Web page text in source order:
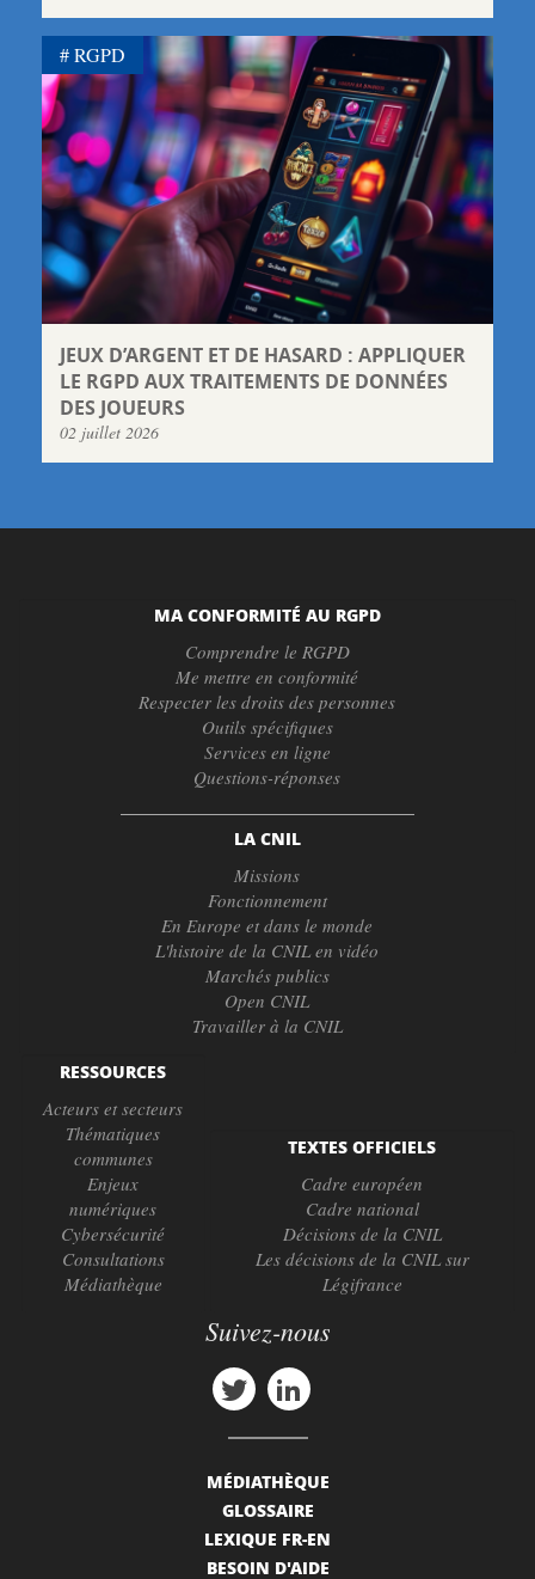
JEUX D’ARGENT ET DE HASARD : APPLIQUER
LE RGPD AUX TRAITEMENTS DE DONNÉES
DES JOUEURS
02 juillet 2026
RGPD
MA CONFORMITÉ AU RGPD
Comprendre le RGPD
Me mettre en conformité
Respecter les droits des personnes
Outils spécifiques
Services en ligne
Questions-réponses
LA CNIL
Missions
Fonctionnement
En Europe et dans le monde
L'histoire de la CNIL en vidéo
Marchés publics
Open CNIL
Travailler à la CNIL
RESSOURCES
Acteurs et secteurs
Thématiques
communes
Enjeux
numériques
Cybersécurité
Consultations
Médiathèque
TEXTES OFFICIELS
Cadre européen
Cadre national
Décisions de la CNIL
Les décisions de la CNIL sur
Légifrance
Suivez-nous
MÉDIATHÈQUE
GLOSSAIRE
LEXIQUE FR-EN
BESOIN D'AIDE